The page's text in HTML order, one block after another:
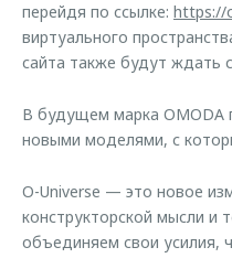
перейдя по ссылке: https://
виртуального
сайта также будут ждать
В будущем марка OMODA
новыми моделями, с
O-Universe — это новое
конструкторской мысли и
объединяем свои усилия,